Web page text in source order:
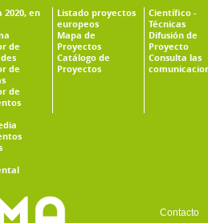
2020, en
de
de
de
Listado proyectos
europeos
Mapa de
Proyectos
Catálogo de
Proyectos
Científico -
Técnicas
Difusión de
Proyecto
Consulta las
Contacto